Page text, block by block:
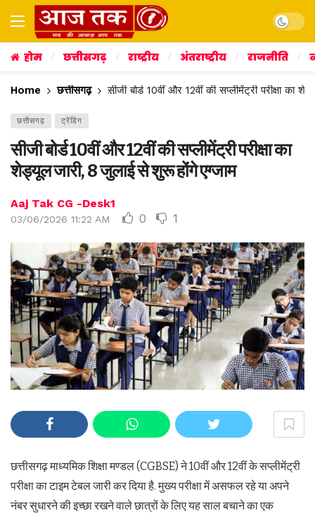
Dark
होम छत्तीसगढ़ राष्ट्रीय अंतराष्ट्रीय राजनीति
Home छत्तीसगढ़ सीजी बोर्ड 10वीं और 12वीं की सप्लीमेंट्री परीक्षा
छत्तीसगढ़ ट्रेंडिंग
सीजी बोर्ड 10वीं और 12वीं की सप्लीमेंट्री परीक्षा का
शेड्यूल जारी, 8 जुलाई से शुरू होंगे एग्जाम
Aaj Tak CG -Desk1
03/06/2026 11:22 AM 0 1
छत्तीसगढ़ माध्यमिक शिक्षा मण्डल (CGBSE) ने 10वीं और 12वीं के सप्लीमेंट्री
परीक्षा का टाइम टेबल जारी कर दिया है. मुख्य परीक्षा में असफल रहे या अपने
नंबर सुधारने की इच्छा रखने वाले छात्रों के लिए यह साल बचाने का एक